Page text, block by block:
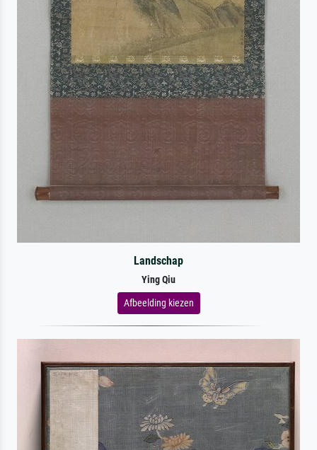
Landschap
Ying Qiu
Afbeelding kiezen